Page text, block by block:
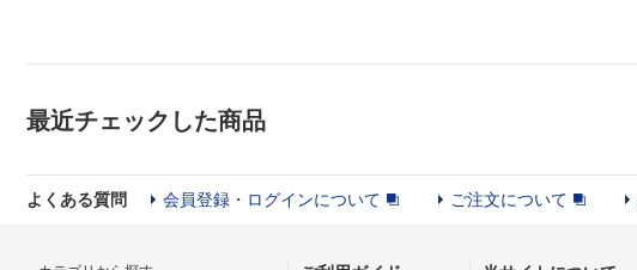
最近チェックした商品
よくある質問 会員登録・ログインについて ご注文について